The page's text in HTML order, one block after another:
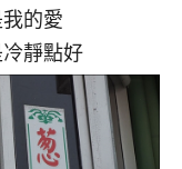
的愛
靜點好